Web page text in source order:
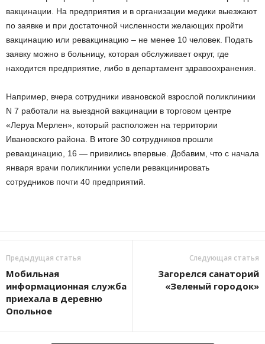
вакцинации. На предприятия и в организации медики выезжают
по заявке и при достаточной численности желающих пройти
вакцинацию или ревакцинацию – не менее 10 человек. Подать
заявку можно в больницу, которая обслуживает округ, где
находится предприятие, либо в департамент здравоохранения.
Например, вчера сотрудники ивановской взрослой поликлиники
N 7 работали на выездной вакцинации в торговом центре
«Леруа Мерлен», который расположен на территории
Ивановского района. В итоге 30 сотрудников прошли
ревакцинацию, 16 — привились впервые. Добавим, что с начала
января врачи поликлиники успели ревакцинировать
сотрудников почти 40 предприятий.
Предыдущая статья
Мобильная
информационная служба
приехала в деревню
Опольное
Следующая статья
Загорелся санаторий
«Зеленый городок»